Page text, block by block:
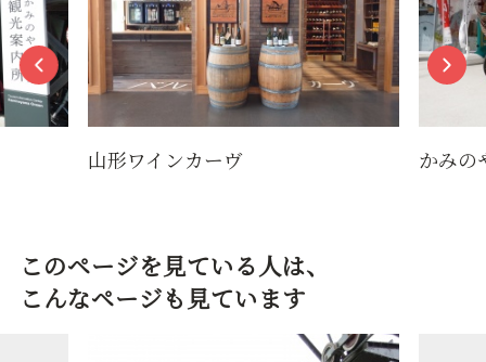
ンカーヴ かみのやま温泉 レン
このページを見ている人は、
こんなページも見ています